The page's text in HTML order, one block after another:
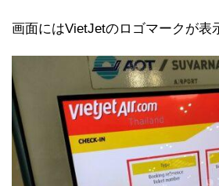
画面にはVietJetのロゴマークが表